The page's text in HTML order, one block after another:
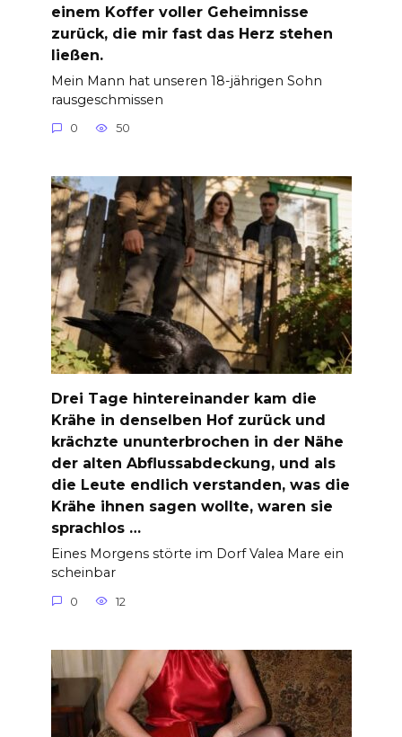
einem Koffer voller Geheimnisse
zurück, die mir fast das Herz stehen
ließen.
Mein Mann hat unseren 18-jährigen Sohn
rausgeschmissen
0 50
Drei Tage hintereinander kam die
Krähe in denselben Hof zurück und
krächzte ununterbrochen in der Nähe
der alten Abflussabdeckung, und als
die Leute endlich verstanden, was die
Krähe ihnen sagen wollte, waren sie
sprachlos …
Eines Morgens störte im Dorf Valea Mare ein
scheinbar
0 12